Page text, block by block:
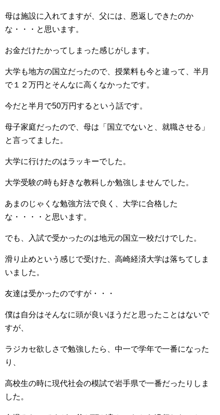
母は施設に入れてますが、父には、恩返しできたのか
な・・・と思います。
お金だけたかってしまった感じがします。
大学も地方の国立だったので、授業料も今と違って、半月
で１２万円とそんなに高くなかったです。
今だと半月で50万円するという話です。
母子家庭だったので、母は「国立でないと、就職させる」
と言ってました。
大学に行けたのはラッキーでした。
大学受験の時も好きな教科しか勉強しませんでした。
あまのじゃくな勉強方法で良く、大学に合格した
な・・・・と思います。
でも、入試で受かったのは地元の国立一校だけでした。
滑り止めという感じで受けた、高崎経済大学は落ちてしま
いました。
友達は受かったのですが・・・
僕は自分はそんなに頭が良いほうだと思ったことはないで
すが、
ラジカセ欲しさで勉強したら、中一で学年で一番になった
り、
高校生の時に現代社会の模試で岩手県で一番だったりしま
した。